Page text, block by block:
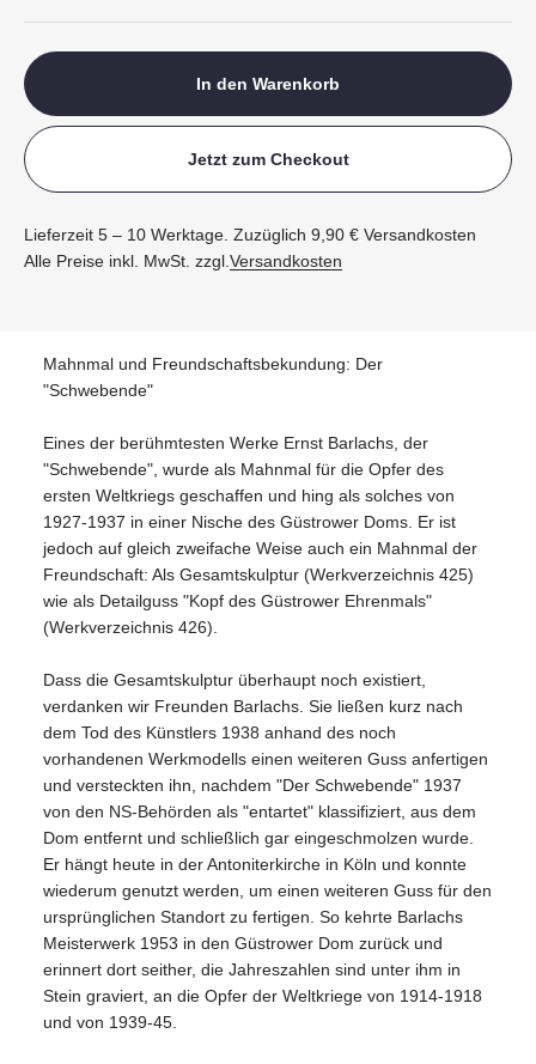
In den Warenkorb
Jetzt zum Checkout
Lieferzeit 5 – 10 Werktage. Zuzüglich 9,90 € Versandkosten
Alle Preise inkl. MwSt. zzgl.Versandkosten
Mahnmal und Freundschaftsbekundung: Der
"Schwebende"
Eines der berühmtesten Werke Ernst Barlachs, der
"Schwebende", wurde als Mahnmal für die Opfer des
ersten Weltkriegs geschaffen und hing als solches von
1927-1937 in einer Nische des Güstrower Doms. Er ist
jedoch auf gleich zweifache Weise auch ein Mahnmal der
Freundschaft: Als Gesamtskulptur (Werkverzeichnis 425)
wie als Detailguss "Kopf des Güstrower Ehrenmals"
(Werkverzeichnis 426).
Dass die Gesamtskulptur überhaupt noch existiert,
verdanken wir Freunden Barlachs. Sie ließen kurz nach
dem Tod des Künstlers 1938 anhand des noch
vorhandenen Werkmodells einen weiteren Guss anfertigen
und versteckten ihn, nachdem "Der Schwebende" 1937
von den NS-Behörden als "entartet" klassifiziert, aus dem
Dom entfernt und schließlich gar eingeschmolzen wurde.
Er hängt heute in der Antoniterkirche in Köln und konnte
wiederum genutzt werden, um einen weiteren Guss für den
ursprünglichen Standort zu fertigen. So kehrte Barlachs
Meisterwerk 1953 in den Güstrower Dom zurück und
erinnert dort seither, die Jahreszahlen sind unter ihm in
Stein graviert, an die Opfer der Weltkriege von 1914-1918
und von 1939-45.